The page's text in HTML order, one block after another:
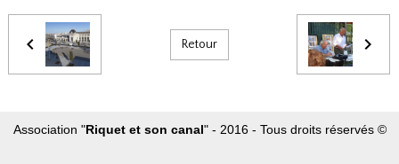
Retour
Association "Riquet et son canal" - 2016 - Tous droits réservés ©